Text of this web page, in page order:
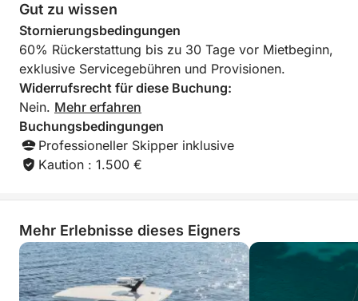
Gut zu wissen
Stornierungsbedingungen
60% Rückerstattung bis zu 30 Tage vor Mietbeginn,
exklusive Servicegebühren und Provisionen.
Widerrufsrecht für diese Buchung:
Nein. Mehr erfahren
Buchungsbedingungen
Professioneller Skipper inklusive
Kaution : 1.500 €
Mehr Erlebnisse dieses Eigners